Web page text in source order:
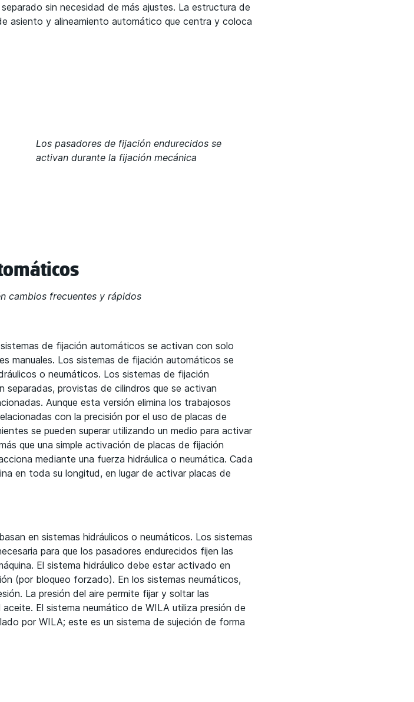
sin necesidad de más ajustes. La estructura de
asiento y alineamiento automático que centra y coloca
Los pasadores de fijación endurecidos se
activan durante la fijación mecánica
cambios frecuentes y rápidos
de fijación automáticos se activan con solo
manuales. Los sistemas de fijación automáticos se
o neumáticos. Los sistemas de fijación
provistas de cilindros que se activan
Aunque esta versión elimina los trabajosos
con la precisión por el uso de placas de
se pueden superar utilizando un medio para activar
que una simple activación de placas de fijación
mediante una fuerza hidráulica o neumática. Cada
en toda su longitud, en lugar de activar placas de
en sistemas hidráulicos o neumáticos. Los sistemas
para que los pasadores endurecidos fijen las
El sistema hidráulico debe estar activado en
(por bloqueo forzado). En los sistemas neumáticos,
La presión del aire permite fijar y soltar las
El sistema neumático de WILA utiliza presión de
por WILA; este es un sistema de sujeción de forma